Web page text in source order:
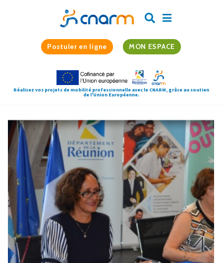
Postuler en ligne MON ESPACE
Réalisez vos projets de mobilité professionnelle avec le CNARM, grâce au soutien
de l'Union Européenne.